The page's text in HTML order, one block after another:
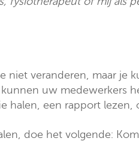
veranderen, maar je
uw medewerkers
halen, een rapport
doe het volgende: